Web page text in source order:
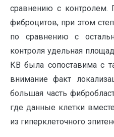
сравнению с контролем.
фиброцитов, при этом
по сравнению с
контроля удельная
КВ была сопоставима с
внимание факт
большая часть
где данные клетки
из гиперклеточного